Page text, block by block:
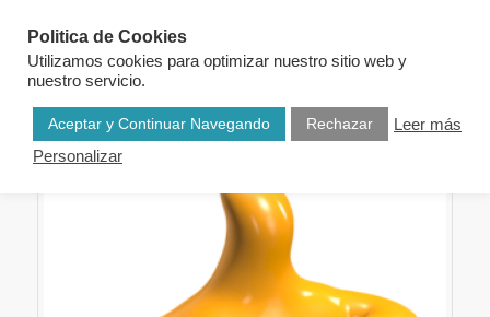
Politica de Cookies
Utilizamos cookies para optimizar nuestro sitio web y
nuestro servicio.
Aceptar y Continuar Navegando Rechazar
Leer más
Personalizar